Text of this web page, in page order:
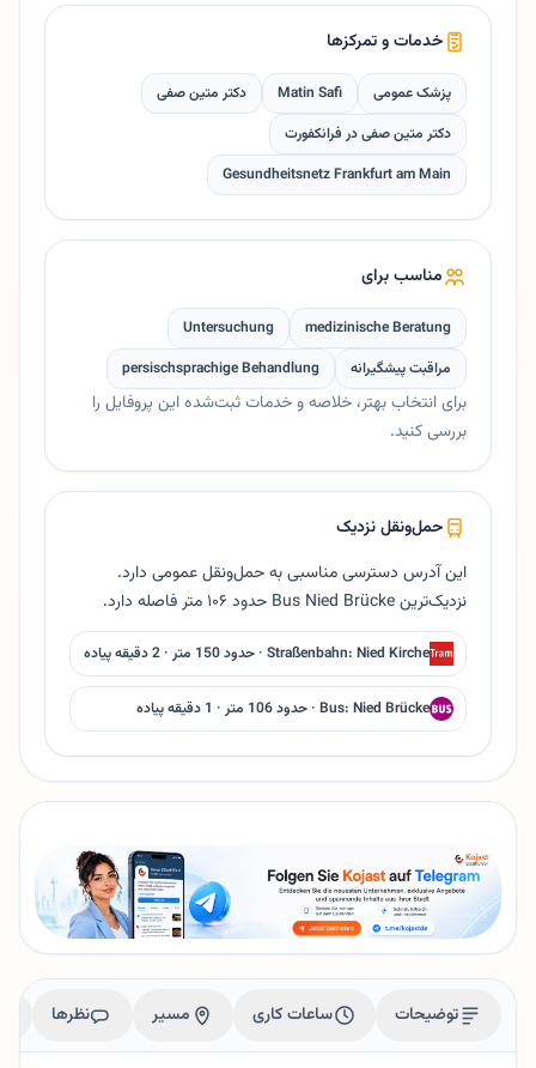
خدمات و تمرکزها
پزشک عمومی Matin Safi
دکتر متین صفی
دکتر متین صفی در فرانکفورت
Gesundheitsnetz Frankfurt am Main
مناسب برای
medizinische Beratung
Untersuchung
مراقبت پیشگیرانه
persischsprachige Behandlung
برای انتخاب بهتر، خلاصه و خدمات ثبت‌شده این پروفایل را
بررسی کنید.
حمل‌ونقل نزدیک
این آدرس دسترسی مناسبی به حمل‌ونقل عمومی دارد.
نزدیک‌ترین Bus Nied Brücke حدود ۱۰۶ متر فاصله دارد.
Straßenbahn: Nied Kirche · حدود 150 متر · 2 دقیقه پیاده
Bus: Nied Brücke · حدود 106 متر · 1 دقیقه پیاده
توضیحات ساعات کاری مسیر نظرها